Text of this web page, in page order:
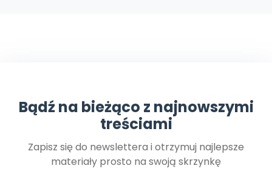
Bądź na bieżąco z najnowszymi
treściami
Zapisz się do newslettera i otrzymuj najlepsze
materiały prosto na swoją skrzynkę